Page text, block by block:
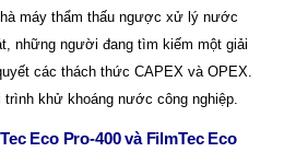
máy thẩm thấu ngược xử lý nước
những người đang tìm kiếm một giải
các thách thức CAPEX và OPEX.
trình khử khoáng nước công nghiệp.
Eco Pro-400 và FilmTec Eco